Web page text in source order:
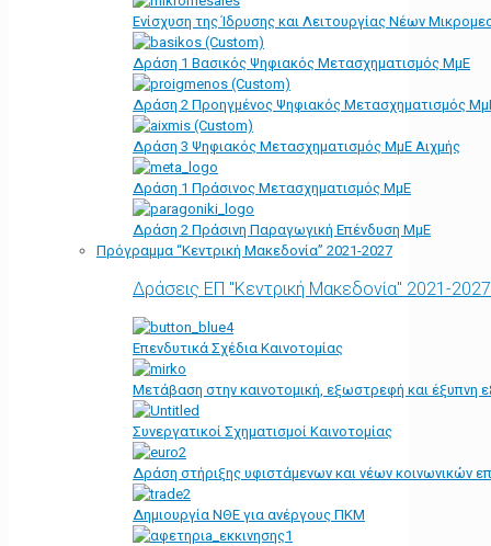
Ενίσχυση της Ίδρυσης και Λειτουργίας Νέων
Δράση 1 Βασικός Ψηφιακός Μετασχηματισμός ΜμΕ
Δράση 2 Προηγμένος Ψηφιακός Μετασχηματισμός
Δράση 3 Ψηφιακός Μετασχηματισμός ΜμΕ Αιχμής
Δράση 1 Πράσινος Μετασχηματισμός ΜμΕ
Δράση 2 Πράσινη Παραγωγική Επένδυση ΜμΕ
Πρόγραμμα “Κεντρική Μακεδονία” 2021-2027
Δράσεις ΕΠ "Κεντρική Μακεδονία" 2021-2027
Επενδυτικά Σχέδια Καινοτομίας
Μετάβαση στην καινοτομική, εξωστρεφή και έξυπνη
Συνεργατικοί Σχηματισμοί Καινοτομίας
Δράση στήριξης υφιστάμενων και νέων κοινωνικών
Δημιουργία ΝΘΕ για ανέργους ΠΚΜ